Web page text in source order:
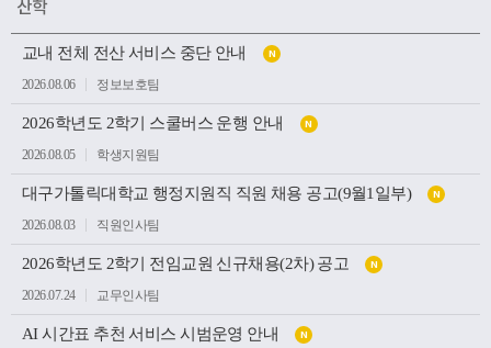
인했다.이번 방문은 사랑과 봉사의 교육이념을 바탕으로
인재를 양성해 온 우리 대학의 교육 방향을 공유하고, 교구
와 대학이 미래 발전을 위해 지속적으로 협력하는 뜻깊은
계기가 되었다.
산학
지
식
목
록
교내 전체 전산 서비스 중단 안내 N
2026.08.06 정보보호팀
2026학년도 2학기 스쿨버스 운행 안내 N
2026.08.05 학생지원팀
대구가톨릭대학교 행정지원직 직원 채용 공고(9월1일부) N
2026.08.03 직원인사팀
2026학년도 2학기 전임교원 신규채용(2차) 공고 N
2026.07.24 교무인사팀
AI 시간표 추천 서비스 시범운영 안내 N